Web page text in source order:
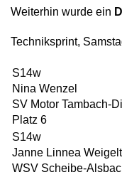
Weiterhin wurde ein
Techniksprint,
S14w
Nina Wenzel
SV Motor Tambach-
Platz 6
S14w
Janne Linnea Weigelt
WSV Scheibe-